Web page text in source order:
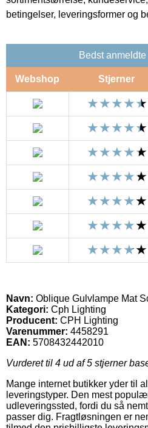
betingelser, leveringsformer og
Bedst
Webshop Stjerner
Navn: Oblique Gulvlampe Mat
Kategori: Cph Lighting
Producent: CPH Lighting
Varenummer: 4458291
EAN: 5708432442010
Vurderet til 4 ud af 5 stjerner
Mange internet butikker yder til
leveringstyper. Den mest
udleveringssted, fordi du så
passer dig. Fragtløsningen er